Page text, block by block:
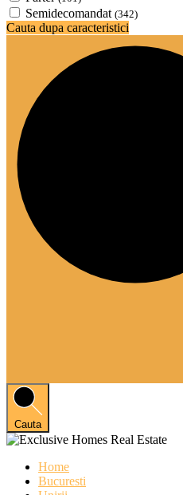
Semidecomandat (342)
Cauta dupa caracteristici
Cauta
Home
Bucuresti